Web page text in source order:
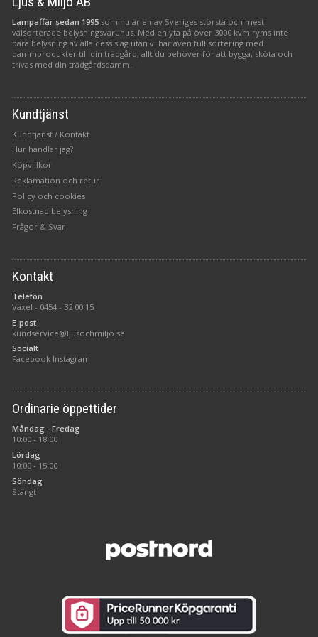
Lampaffär sedan 1995 som nu är en av Sveriges största och mest
välsorterade belysningsvaruhus. Med en yta på över 3000 kvm ryms inte
bara belysning av alla dess slag utan vi har även full sortering med
dammprodukter till din trädgård, allt du behöver för att bygga, sköta och
trivas med din trädgårdsdamm.
Kundtjänst
Kundtjänst / Kontakt
Hur handlar jag?
Köpvillkor
Reklamation och retur
Policy och cookies
Elkostnad belysning
Frågor & Svar
Kontakt
Telefon
Växel - 0454 - 32 00 15
E-post
kundservice@ljusochmiljo.se
Socialt
Facebook Instagram
Ordinarie öppettider
Måndag - Fredag
10:00 - 18:00
Lördag
10:00 - 15:00
Söndag
Stängt